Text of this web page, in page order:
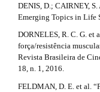
DENIS, D.; CAIRNEY,
Emerging Topics in Life
DORNELES, R. C. G. et
força/resistência
Revista Brasileira de
18, n. 1, 2016.
FELDMAN, D. E. et al.